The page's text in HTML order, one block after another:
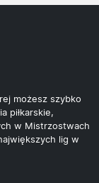
możesz szybko
piłkarskie,
w Mistrzostwach
lig w